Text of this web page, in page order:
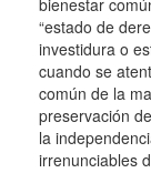
bienestar
“estado de
investidura o
cuando se
común de la
preservación
la
irrenunciables